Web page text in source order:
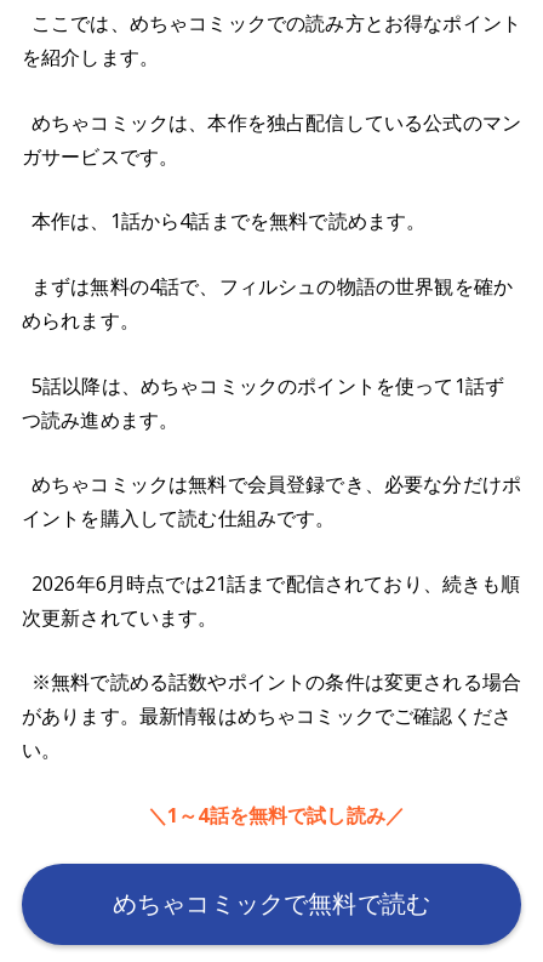
ここでは、めちゃコミックでの読み方とお得なポイント
を紹介します。
めちゃコミックは、本作を独占配信している公式のマン
ガサービスです。
本作は、1話から4話までを無料で読めます。
まずは無料の4話で、フィルシュの物語の世界観を確か
められます。
5話以降は、めちゃコミックのポイントを使って1話ず
つ読み進めます。
めちゃコミックは無料で会員登録でき、必要な分だけポ
イントを購入して読む仕組みです。
2026年6月時点では21話まで配信されており、続きも順
次更新されています。
※無料で読める話数やポイントの条件は変更される場合
があります。最新情報はめちゃコミックでご確認くださ
い。
＼1～4話を無料で試し読み／
めちゃコミックで無料で読む